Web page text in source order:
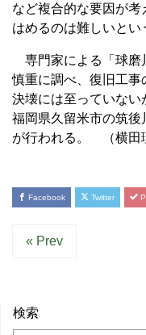
など複合的な要因が
はめるのは難しいとい
専門家による「球磨
慎重に調べ、復旧工
決壊には至っていない
福岡県久留米市の筑
が行われる。 （横田
Facebook Twitter
« Prev
検索